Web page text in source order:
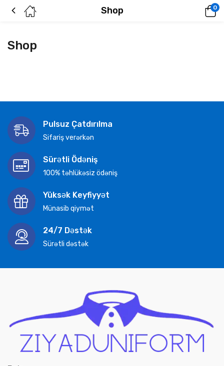
Shop 0
Shop
Pulsuz Çatdırılma
Sifariş verərkən
Sürətli Ödəniş
100% təhlükəsiz ödəniş
Yüksək Keyfiyyət
Münasib qiymət
24/7 Dəstək
Sürətli dəstək